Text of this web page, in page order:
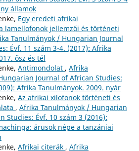
államok
Egy eredeti afrikai
lamellofonok jellemzői és történeti
Tanulmányok / Hungarian Journal
Évf. 11 szám 3-4. (2017): Afrika
ősz és tél
Antimondolat , Afrika
Journal of African Studies:
Afrika Tanulmányok. 2009. nyár
Az afrikai xilofonok történeti és
, Afrika Tanulmányok / Hungarian
Studies: Évf. 10 szám 3 (2016):
árusok népe a tanzániai
Afrikai citerák , Afrika